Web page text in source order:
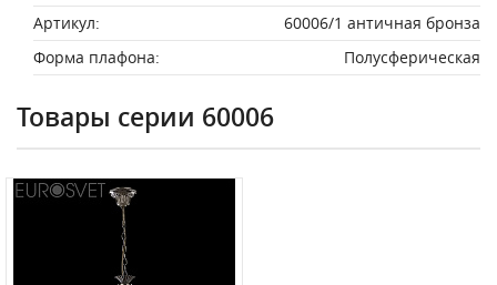
Артикул:
60006/1 античная бронза
Форма плафона:
Полусферическая
Товары серии 60006